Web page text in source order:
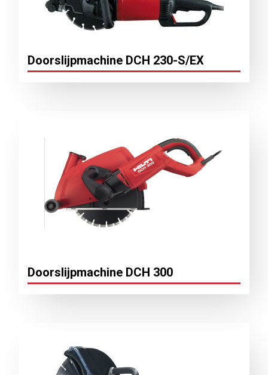
Doorslijpmachine DCH 230-S/EX
Doorslijpmachine DCH 300